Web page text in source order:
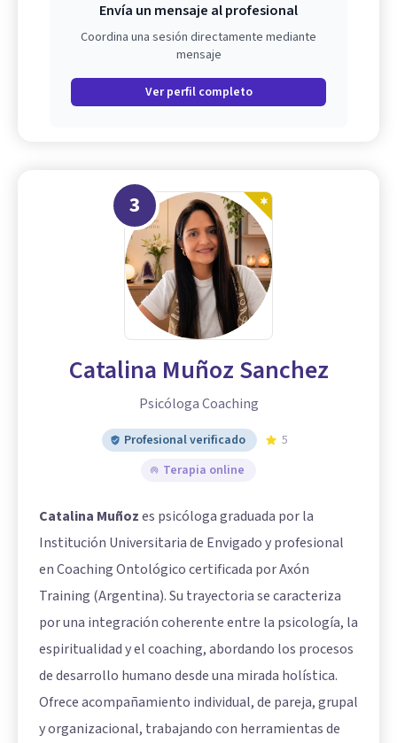
Envía un mensaje al profesional
Coordina una sesión directamente mediante
mensaje
Ver perfil completo
3
Catalina Muñoz Sanchez
Psicóloga Coaching
Profesional verificado
5
Terapia online
Catalina Muñozes psicóloga graduada por la
Institución Universitaria de Envigado y profesional
en Coaching Ontológico certificada por Axón
Training (Argentina). Su trayectoria se caracteriza
por una integración coherente entre la psicología, la
espiritualidad y el coaching, abordando los procesos
de desarrollo humano desde una mirada holística.
Ofrece acompañamiento individual, de pareja, grupal
y organizacional, trabajando con herramientas de